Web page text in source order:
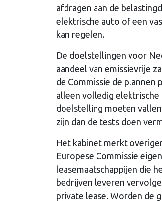
afdragen aan de
elektrische auto of een
kan regelen.
De doelstellingen voor
aandeel van emissievrije
de Commissie de
alleen volledig elektrische
doelstelling moeten
zijn dan de tests doen
Het kabinet merkt
Europese Commissie
leasemaatschappijen die
bedrijven leveren
private lease. Worden de